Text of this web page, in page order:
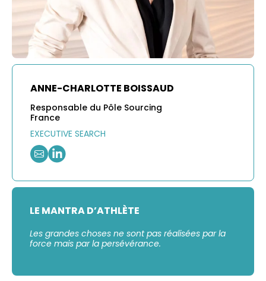
ANNE-CHARLOTTE BOISSAUD
Responsable du Pôle Sourcing
France
EXECUTIVE SEARCH
LE MANTRA D’ATHLÈTE
Les grandes choses ne sont pas réalisées par la
force mais par la persévérance.